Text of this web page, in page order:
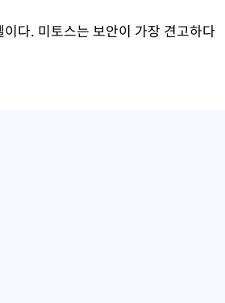
다. 미토스는 보안이 가장 견고하다